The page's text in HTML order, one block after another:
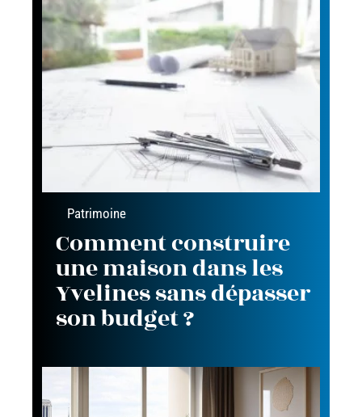
Patrimoine
Comment construire
une maison dans les
Yvelines sans dépasser
son budget ?